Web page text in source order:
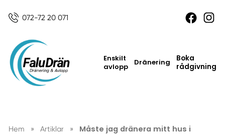
072-72 20 071
Enskilt
avlopp
Dränering
Boka
rådgivning
Hem » Artiklar »
Måste jag dränera mitt hus i